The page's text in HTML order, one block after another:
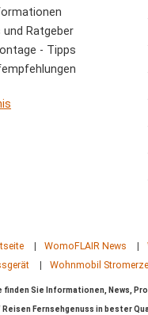
Ratgeber
- Tipps
WomoFLAIR News
Wohnmobil
finden Sie Informationen, News,
Reisen Fernsehgenuss in bester